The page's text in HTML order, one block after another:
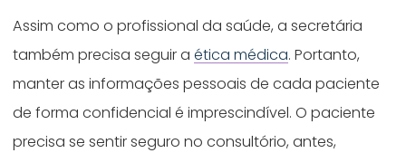
Assim como o profissional da saúde, a secretária
também precisa seguir aética médica. Portanto,
manter as informações pessoais de cada paciente
de forma confidencial é imprescindível. O paciente
precisa se sentir seguro no consultório, antes,